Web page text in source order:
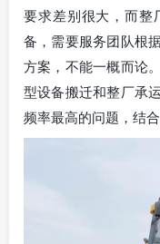
要求差别很大，而整
备，需要服务团队根
方案，不能一概而论
型设备搬迁和整厂承
频率最高的问题，结